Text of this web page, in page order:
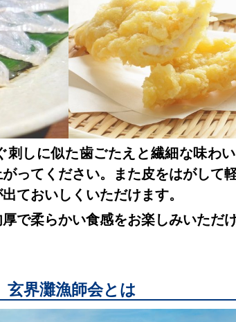
しに似た歯ごたえと繊細な味わ
ってください。また皮をはがして
ておいしくいただけます。
で柔らかい食感をお楽しみいただけ
玄界灘漁師会とは